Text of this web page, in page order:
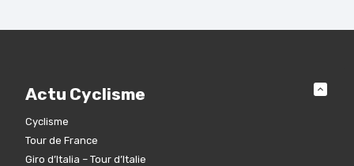
Actu Cyclisme
Cyclisme
Tour de France
Giro d’Italia – Tour d’Italie